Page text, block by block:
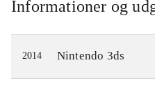
Informationer og
2014 Nintendo 3ds